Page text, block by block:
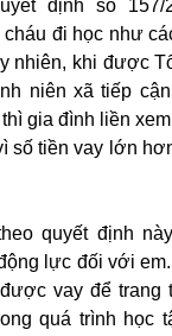
định số 157/
cháu đi học như
nhiên, khi được
niên xã tiếp
gia đình liền
số tiền vay lớn
quyết định
lực đối với
vay để trang
quá trình học